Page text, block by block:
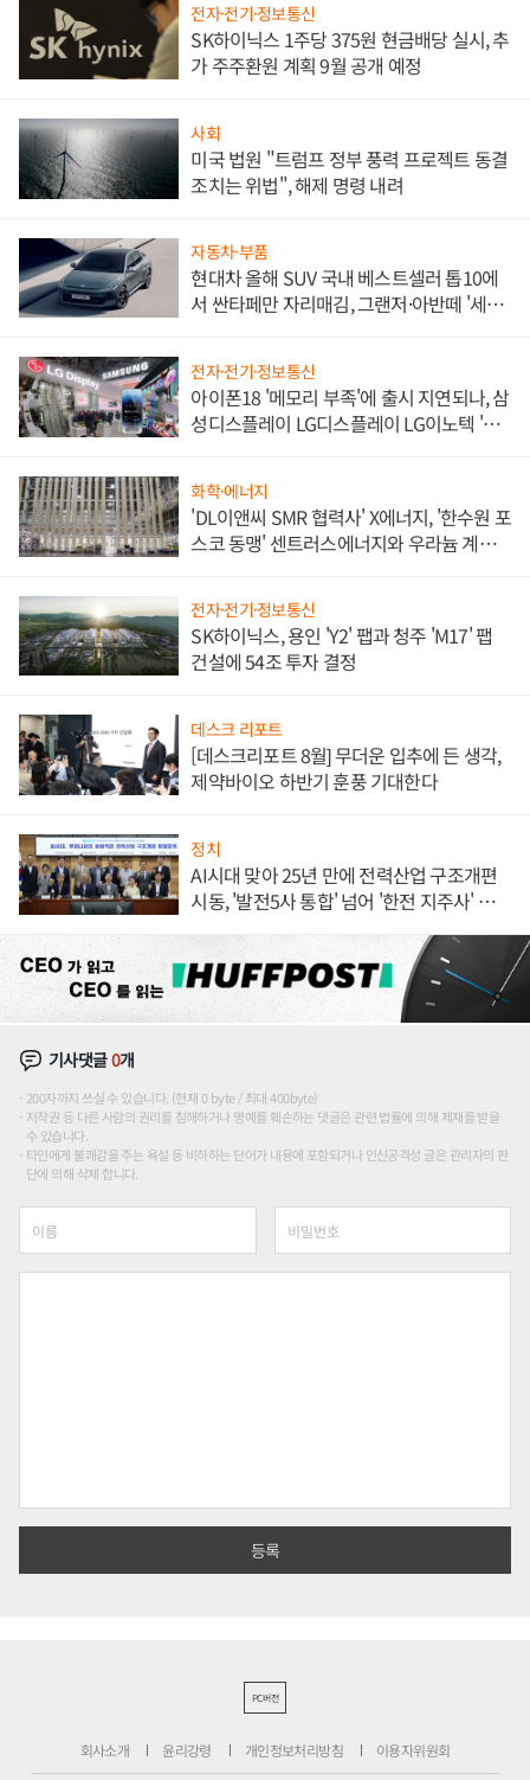
전자·전기·정보통신
SK하이닉스 1주당 375원 현금배당 실시, 추
가 주주환원 계획 9월 공개 예정
사회
미국 법원 "트럼프 정부 풍력 프로젝트 동결
조치는 위법", 해제 명령 내려
자동차·부품
현대차 올해 SUV 국내 베스트셀러 톱10에
서 싼타페만 자리매김, 그랜저·아반떼 '세단
전자·전기·정보통신
아이폰18 '메모리 부족'에 출시 지연되나, 삼
성디스플레이 LG디스플레이 LG이노텍 '탈
화학·에너지
'DL이앤씨 SMR 협력사' X에너지, '한수원 포
스코 동맹' 센트러스에너지와 우라늄 계약
전자·전기·정보통신
SK하이닉스, 용인 'Y2' 팹과 청주 'M17' 팹
건설에 54조 투자 결정
데스크 리포트
[데스크리포트 8월] 무더운 입추에 든 생각,
제약바이오 하반기 훈풍 기대한다
정치
AI시대 맞아 25년 만에 전력산업 구조개편
시동, '발전5사 통합' 넘어 '한전 지주사' 재편
기사댓글0개
200자까지 쓰실 수 있습니다. (현재 0 byte / 최대 400byte)
저작권 등 다른 사람의 권리를 침해하거나 명예를 훼손하는 댓글은 관련 법률에 의해 제재를 받을
수 있습니다.
타인에게 불쾌감을 주는 욕설 등 비하하는 단어가 내용에 포함되거나 인신공격성 글은 관리자의 판
단에 의해 삭제 합니다.
PC버전
회사소개 윤리강령 개인정보처리방침 이용자위원회